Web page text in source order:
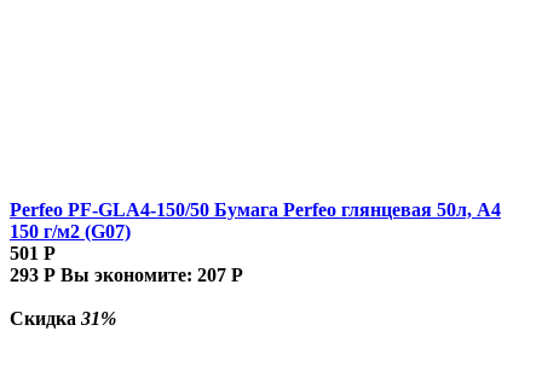
Perfeo PF-GLA4-150/50 Бумага Perfeo глянцевая 50л, А4
150 г/м2 (G07)
501 Р
293 Р Вы экономите: 207 Р
Скидка 31%